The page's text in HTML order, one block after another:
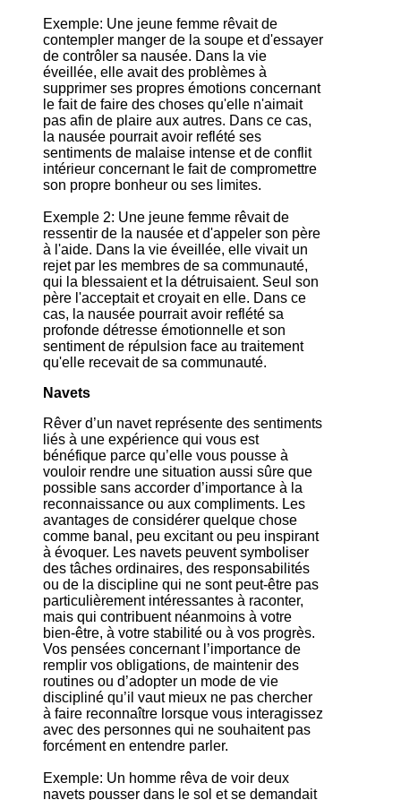
Exemple: Une jeune femme rêvait de
contempler manger de la soupe et d'essayer
de contrôler sa nausée. Dans la vie
éveillée, elle avait des problèmes à
supprimer ses propres émotions concernant
le fait de faire des choses qu'elle n'aimait
pas afin de plaire aux autres. Dans ce cas,
la nausée pourrait avoir reflété ses
sentiments de malaise intense et de conflit
intérieur concernant le fait de compromettre
son propre bonheur ou ses limites.
Exemple 2: Une jeune femme rêvait de
ressentir de la nausée et d'appeler son père
à l'aide. Dans la vie éveillée, elle vivait un
rejet par les membres de sa communauté,
qui la blessaient et la détruisaient. Seul son
père l'acceptait et croyait en elle. Dans ce
cas, la nausée pourrait avoir reflété sa
profonde détresse émotionnelle et son
sentiment de répulsion face au traitement
qu'elle recevait de sa communauté.
Navets
Rêver d’un navet représente des sentiments
liés à une expérience qui vous est
bénéfique parce qu’elle vous pousse à
vouloir rendre une situation aussi sûre que
possible sans accorder d’importance à la
reconnaissance ou aux compliments. Les
avantages de considérer quelque chose
comme banal, peu excitant ou peu inspirant
à évoquer. Les navets peuvent symboliser
des tâches ordinaires, des responsabilités
ou de la discipline qui ne sont peut-être pas
particulièrement intéressantes à raconter,
mais qui contribuent néanmoins à votre
bien-être, à votre stabilité ou à vos progrès.
Vos pensées concernant l’importance de
remplir vos obligations, de maintenir des
routines ou d’adopter un mode de vie
discipliné qu’il vaut mieux ne pas chercher
à faire reconnaître lorsque vous interagissez
avec des personnes qui ne souhaitent pas
forcément en entendre parler.
Exemple: Un homme rêva de voir deux
navets pousser dans le sol et se demandait